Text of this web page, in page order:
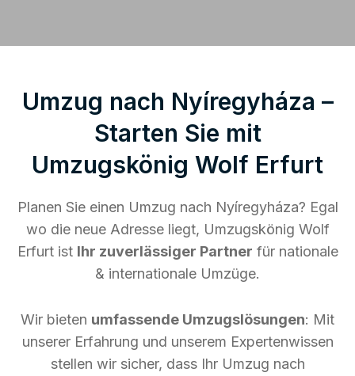
Umzug nach Nyíregyháza –
Starten Sie mit
Umzugskönig Wolf Erfurt
Planen Sie einen Umzug nach Nyíregyháza? Egal
wo die neue Adresse liegt, Umzugskönig Wolf
Erfurt ist Ihr zuverlässiger Partner für nationale
& internationale Umzüge.
Wir bieten umfassende Umzugslösungen: Mit
unserer Erfahrung und unserem Expertenwissen
stellen wir sicher, dass Ihr Umzug nach